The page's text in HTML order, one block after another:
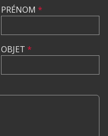
PRÉNOM *
OBJET *